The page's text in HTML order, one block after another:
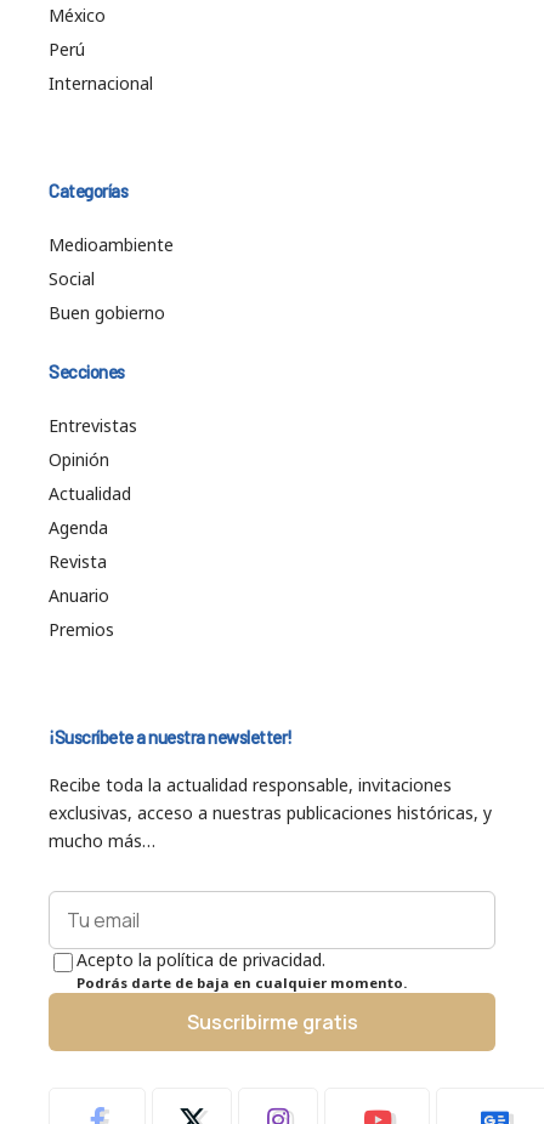
México
Perú
Internacional
Categorías
Medioambiente
Social
Buen gobierno
Secciones
Entrevistas
Opinión
Actualidad
Agenda
Revista
Anuario
Premios
¡Suscríbete a nuestra newsletter!
Recibe toda la actualidad responsable, invitaciones
exclusivas, acceso a nuestras publicaciones históricas, y
mucho más…
Acepto la política de privacidad.
Podrás darte de baja en cualquier momento.
Suscribirme gratis